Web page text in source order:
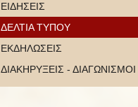
ΕΙΔΗΣΕΙΣ
ΔΕΛΤΙΑ ΤΥΠΟΥ
ΕΚΔΗΛΩΣΕΙΣ
ΔΙΑΚΗΡΥΞΕΙΣ - ΔΙΑΓΩΝΙΣΜΟΙ